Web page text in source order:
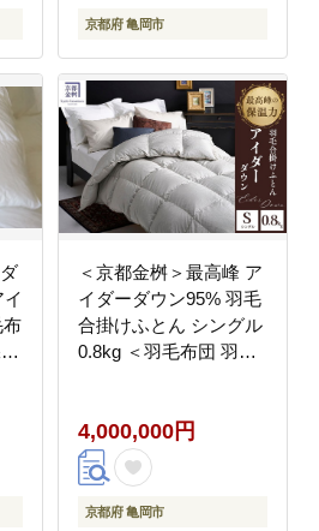
京都府 亀岡市
布
＜京都金桝＞最高峰 ア
イダーダウン95% 羽毛
合掛けふとん シングル
0.8kg ＜羽毛布団 羽毛
ルク 絹 寝具＞｜モナク
4,000,000円
京都府 亀岡市